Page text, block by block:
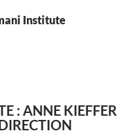
Institute
: ANNE KIEFFER